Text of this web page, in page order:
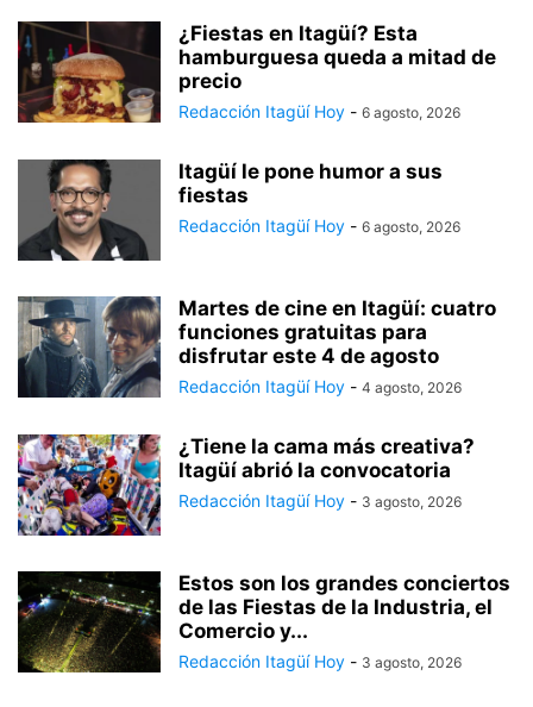
¿Fiestas en Itagüí? Esta
hamburguesa queda a mitad de
precio
Redacción Itagüí Hoy - 6 agosto, 2026
Itagüí le pone humor a sus
fiestas
Redacción Itagüí Hoy - 6 agosto, 2026
Martes de cine en Itagüí: cuatro
funciones gratuitas para
disfrutar este 4 de agosto
Redacción Itagüí Hoy - 4 agosto, 2026
¿Tiene la cama más creativa?
Itagüí abrió la convocatoria
Redacción Itagüí Hoy - 3 agosto, 2026
Estos son los grandes conciertos
de las Fiestas de la Industria, el
Comercio y...
Redacción Itagüí Hoy - 3 agosto, 2026